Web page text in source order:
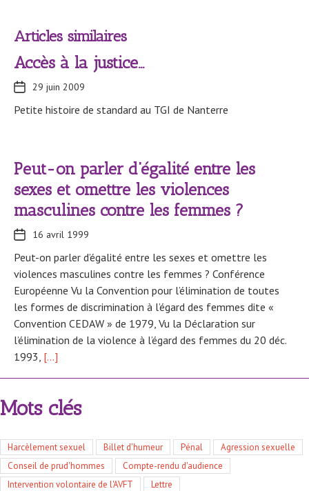
Articles similaires
Accès à la justice…
Petite histoire de standard au TGI de Nanterre
29 juin 2009
Peut-on parler d’égalité entre les
sexes et omettre les violences
masculines contre les femmes ?
Peut-on parler d’égalité entre les sexes et omettre les
violences masculines contre les femmes ? Conférence
Européenne Vu la Convention pour l’élimination de toutes
les formes de discrimination à l’égard des femmes dite «
Convention CEDAW » de 1979, Vu la Déclaration sur
l’élimination de la violence à l’égard des femmes du 20 déc.
1993, […]
16 avril 1999
Mots clés
Harcèlement sexuel Billet d'humeur Pénal
Agression sexuelle
Conseil de prud'hommes
Compte-rendu d'audience
Intervention volontaire de l'AVFT
Lettre